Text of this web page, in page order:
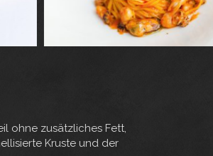
ohne zusätzliches Fett,
Kruste und der